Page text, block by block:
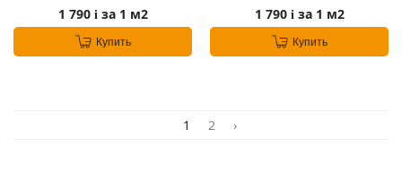
1 790 iза 1 м2
Купить
1 790 iза 1 м2
Купить
1 2 ›